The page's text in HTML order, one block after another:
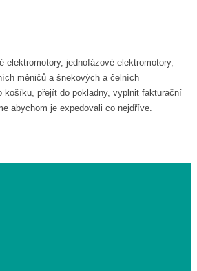
jednofázové elektromotory,
měničů a šnekových a čelních
košíku, přejít do pokladny, vyplnit fakturační
abychom je expedovali co nejdříve.